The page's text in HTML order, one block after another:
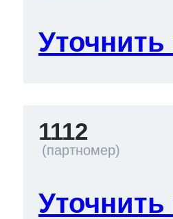
Уточнить
1112
Уточнить